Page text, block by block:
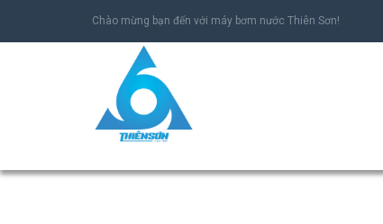
Chào mừng bạn đến với máy bơm nước Thiên Sơn!